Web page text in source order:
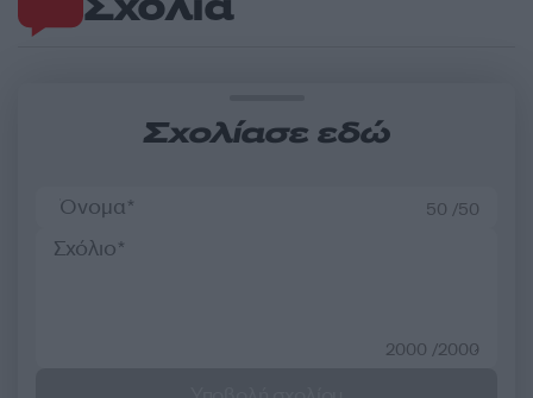
Σχολίασε εδώ
50 /50
2000 /2000